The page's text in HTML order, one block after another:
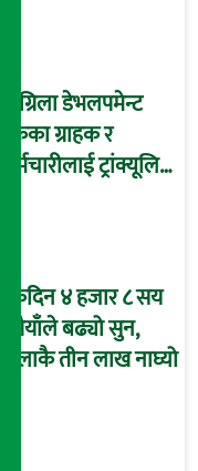
सांग्रिला डेभलपमेन्ट
बैंकका ग्राहक र
कर्मचारीलाई ट्रांक्यूलिटि
एकैदिन ४ हजार ८ सय
रुपैयाँले बढ्यो सुन,
तोलाकै तीन लाख नाघ्यो